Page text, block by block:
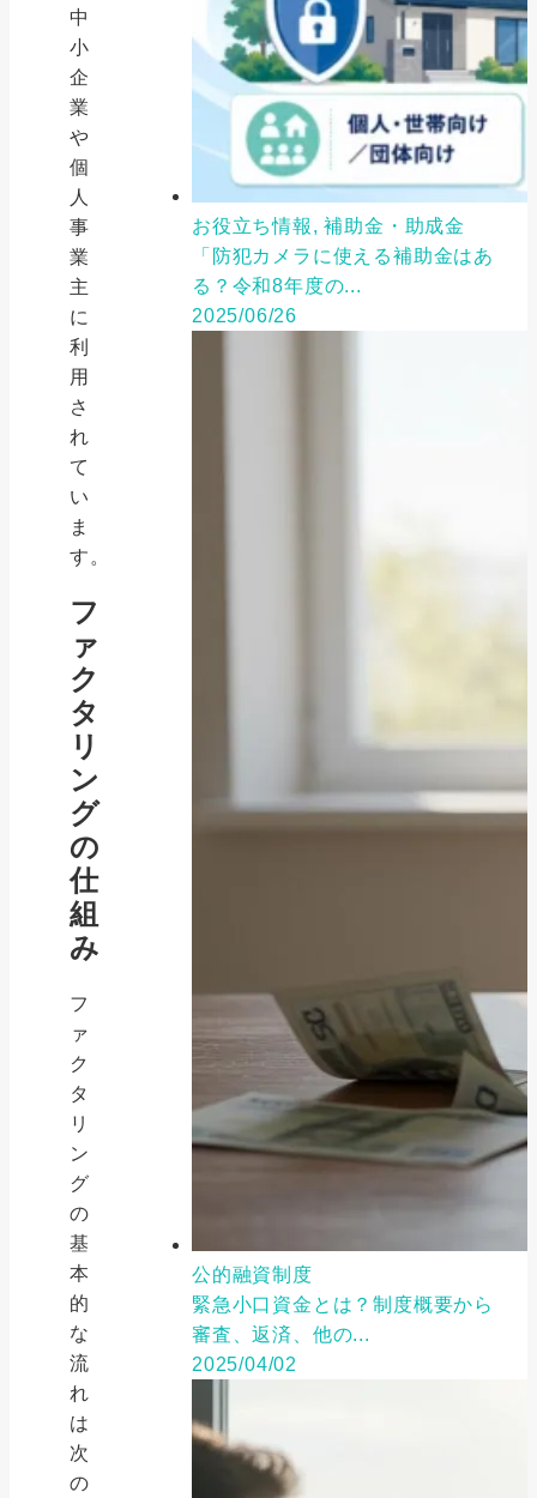
中
小
企
業
や
個
人
事
業
主
に
利
用
さ
れ
て
い
ま
す。
フ
ァ
ク
タ
リ
ン
グ
の
仕
組
み
フ
ァ
ク
タ
リ
ン
グ
の
基
本
的
な
流
れ
は
次
の
お役立ち情報, 補助金・助成金
「防犯カメラに使える補助金はあ
る？令和8年度の...
2025/06/26
公的融資制度
緊急小口資金とは？制度概要から
審査、返済、他の...
2025/04/02